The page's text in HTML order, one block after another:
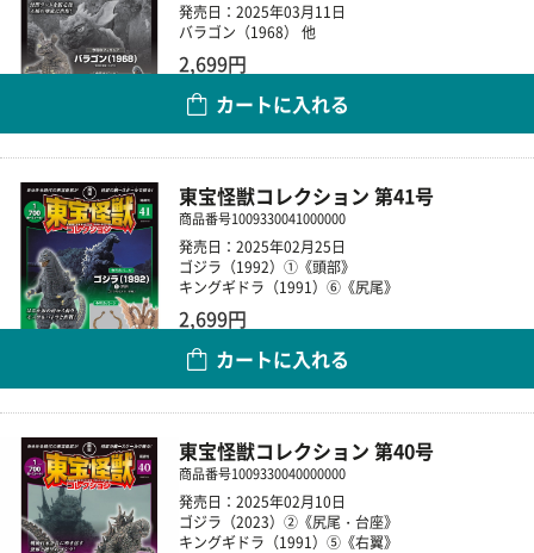
発売日：2025年03月11日
バラゴン（1968） 他
2,699円
カートに入れる
東宝怪獣コレクション 第41号
商品番号1009330041000000
発売日：2025年02月25日
ゴジラ（1992）①《頭部》
キングギドラ（1991）⑥《尻尾》
2,699円
カートに入れる
東宝怪獣コレクション 第40号
商品番号1009330040000000
発売日：2025年02月10日
ゴジラ（2023）②《尻尾・台座》
キングギドラ（1991）⑤《右翼》